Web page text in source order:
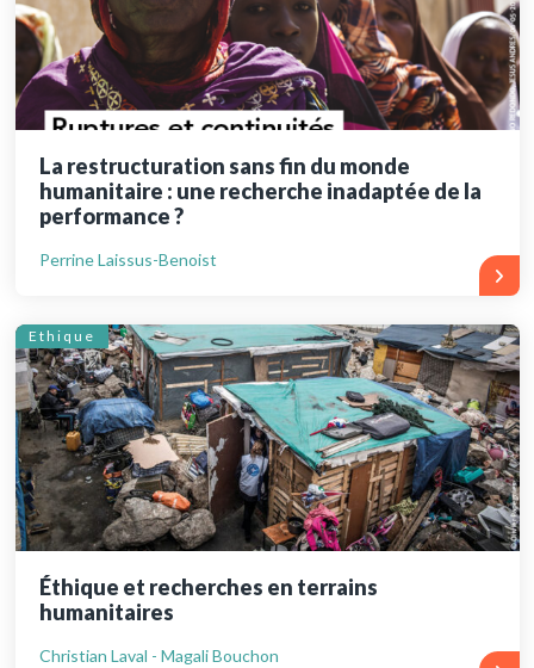
La restructuration sans fin du monde
humanitaire : une recherche inadaptée de la
performance ?
Perrine Laissus-Benoist
Ethique
Éthique et recherches en terrains
humanitaires
Christian Laval - Magali Bouchon